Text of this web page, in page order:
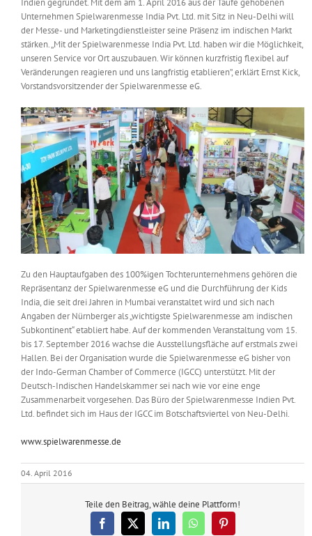
Kontakt
Messen & Events
Unternehmen
Interviews
Wissen
Product Guide
Jobshop
Suche
nach:
Indien gegründet. Mit dem am 1. April 2016 aus der Taufe gehobenen
Unternehmen Spielwarenmesse India Pvt. Ltd. mit Sitz in Neu-Delhi will
der Messe- und Marketingdienstleister seine Präsenz im indischen Markt
stärken. „Mit der Spielwarenmesse India Pvt. Ltd. haben wir die Möglichkeit,
unseren Service vor Ort auszubauen. Wir können kurzfristig flexibel auf
Veränderungen reagieren und uns langfristig etablieren”, erklärt Ernst Kick,
Vorstandsvorsitzender der Spielwarenmesse eG.
Zu den Hauptaufgaben des 100%igen Tochterunternehmens gehören die
Repräsentanz der Spielwarenmesse eG und die Durchführung der Kids
India, die seit drei Jahren in Mumbai veranstaltet wird und sich nach
Angaben der Nürnberger als „wichtigste Spielwarenmesse am indischen
Subkontinent“ etabliert habe. Auf der kommenden Veranstaltung vom 15.
bis 17. September 2016 wachse die Ausstellungsfläche auf erstmals zwei
Hallen. Bei der Organisation wurde die Spielwarenmesse eG bisher von
der Indo-German Chamber of Commerce (IGCC) unterstützt. Mit der
Deutsch-Indischen Handelskammer sei nach wie vor eine enge
Zusammenarbeit vorgesehen. Das Büro der Spielwarenmesse Indien Pvt.
Ltd. befindet sich im Haus der IGCC im Botschaftsviertel von Neu-Delhi.
www.spielwarenmesse.de
04. April 2016
Teile den Beitrag, wähle deine Plattform!
Facebook
X LinkedInWhatsAppPinterest